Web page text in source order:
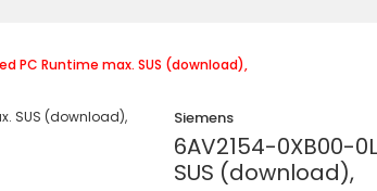
PC Runtime max. SUS (download),
Siemens
6AV2154-0XB00-
SUS (download),